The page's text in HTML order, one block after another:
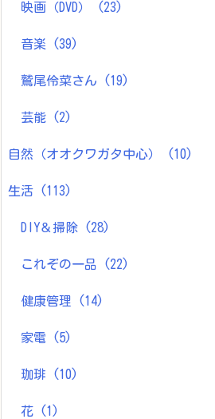
映画（DVD） (23)
音楽 (39)
鷲尾伶菜さん (19)
芸能 (2)
自然（オオクワガタ中心） (10)
生活 (113)
DIY＆掃除 (28)
これぞの一品 (22)
健康管理 (14)
家電 (5)
珈琲 (10)
花 (1)